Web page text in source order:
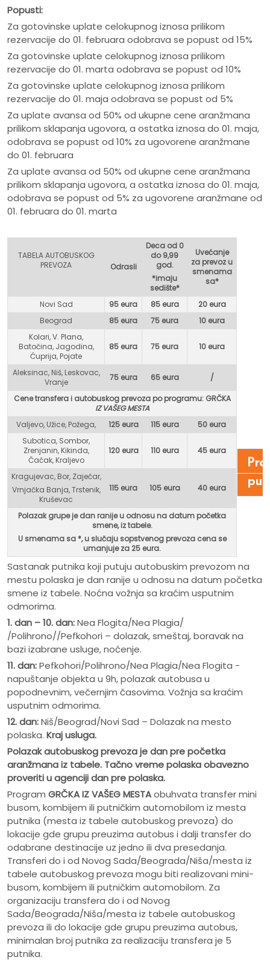
Popusti:
Za gotovinske uplate celokupnog iznosa prilikom
rezervacije do 01. februara odobrava se popust od 15%
Za gotovinske uplate celokupnog iznosa prilikom
rezervacije do 01. marta odobrava se popust od 10%
Za gotovinske uplate celokupnog iznosa prilikom
rezervacije do 01. maja odobrava se popust od 5%
Za uplate avansa od 50% od ukupne cene aranžmana
prilikom sklapanja ugovora, a ostatka iznosa do 01. maja,
odobrava se popust od 10% za ugovorene aranžmane
do 01. februara
Za uplate avansa od 50% od ukupne cene aranžmana
prilikom sklapanja ugovora, a ostatka iznosa do 01. maja,
odobrava se popust od 5% za ugovorene aranžmane od
01. februara do 01. marta
TABELA AUTOBUSKOG
PREVOZA
Odrasli
Deca od 0
do 9,99
god.
*imaju
sedište*
Uvećanje
za prevoz u
smenama
sa*
Novi Sad 95 eura 85 eura
20 eura
Beograd
85 eura 75 eura
10 eura
Kolari, V. Plana,
Batočina, Jagodina,
Ćuprija, Pojate
85 eura 75 eura 10 eura
Aleksinac, Niš, Leskovac,
Vranje
75 eura 65 eura /
Cene transfera i autobuskog prevoza po programu: GRČKA
IZ VAŠEG MESTA
Valjevo, Užice, Požega,
125 eura 115 eura
50 eura
Subotica, Sombor,
Zrenjanin, Kikinda,
Čačak, Kraljevo
120 eura 110 eura 45 eura
Kragujevac, Bor, Zaječar,
Vrnjačka Banja, Trstenik,
Kruševac
115 eura 105 eura 40 eura
Polazak grupe je dan ranije u odnosu na datum početka
smene, iz tabele.
U smenama sa *, uslučaju sopstvenog prevoza cena se
umanjuje za 25 eura.
Sastanak putnika koji putuju autobuskim prevozom na
mestu polaska je dan ranije u odnosu na datum početka
smene iz tabele. Noćna vožnja sa kraćim usputnim
odmorima.
1. dan – 10. dan:Nea Flogita/Nea Plagia/
/Polihrono//Pefkohori – dolazak, smeštaj, boravak na
bazi izabrane usluge, noćenje.
11. dan:Pefkohori/Polihrono/Nea Plagia/Nea Flogita -
napuštanje objekta u 9h, polazak autobusa u
popodnevnim, večernjim časovima. Vožnja sa kraćim
usputnim odmorima.
12. dan:Niš/Beograd/Novi Sad – Dolazak na mesto
polaska. Kraj usluga.
Polazak autobuskog prevoza je dan pre početka
aranžmana iz tabele. Tačno vreme polaska obavezno
proveriti u agenciji dan pre polaska.
Program GRČKA IZ VAŠEG MESTAobuhvata transfer mini
busom, kombijem ili putničkim automobilom iz mesta
putnika (mesta iz tabele autobuskog prevoza) do
lokacije gde grupu preuzima autobus i dalji transfer do
odabrane destinacije uz jedno ili dva presedanja.
Transferi do i od Novog Sada/Beograda/Niša/mesta iz
tabele autobuskog prevoza mogu biti realizovani mini-
busom, kombijem ili putničkim automobilom. Za
organizaciju transfera do i od Novog
Sada/Beograda/Niša/mesta iz tabele autobuskog
prevoza ili do lokacije gde grupu preuzima autobus,
minimalan broj putnika za realizaciju transfera je 5
putnika.